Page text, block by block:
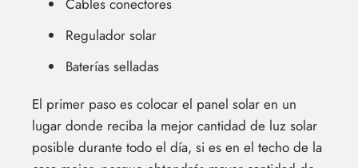
Cables conectores
Regulador solar
Baterías selladas
El primer paso es colocar el panel solar en un
lugar donde reciba la mejor cantidad de luz solar
posible durante todo el día, si es en el techo de la